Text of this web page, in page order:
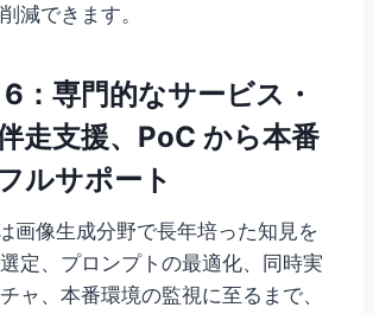
減できます。
：専門的なサービス・
走支援、PoC から本番
ルサポート
画像生成分野で長年培った知見を
定、プロンプトの最適化、同時実
ャ、本番環境の監視に至るまで、